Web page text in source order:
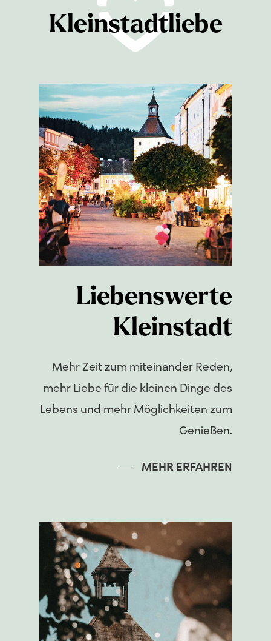
Kleinstadtliebe
Liebenswerte
Kleinstadt
Mehr Zeit zum miteinander Reden,
mehr Liebe für die kleinen Dinge des
Lebens und mehr Möglichkeiten zum
Genießen.
MEHR ERFAHREN